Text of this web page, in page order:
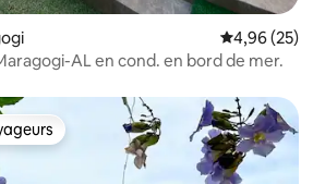
Note
4,96 (25)
AL en cond. en bord de mer.